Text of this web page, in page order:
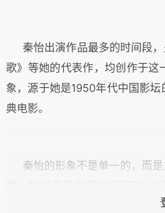
秦怡出演作品最多的时间段
歌》等她的代表作，均创作于这
象，源于她是1950年代中国影
典电影。
秦怡的形象不是单一的，而
辈；在观众心目中，她是不折不